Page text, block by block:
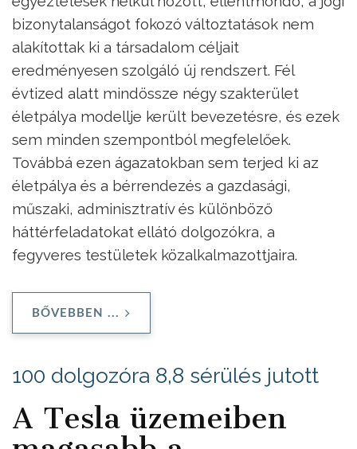
bizonytalanságot fokozó változtatások nem
alakítottak ki a társadalom céljait
eredményesen szolgáló új rendszert. Fél
évtized alatt mindössze négy szakterület
életpálya modellje került bevezetésre, és ezek
sem minden szempontból megfelelőek.
Továbbá ezen ágazatokban sem terjed ki az
életpálya és a bérrendezés a gazdasági,
műszaki, adminisztratív és különböző
háttérfeladatokat ellátó dolgozókra, a
fegyveres testületek közalkalmazottjaira.
BŐVEBBEN ...
100 dolgozóra 8,8 sérülés jutott
A Tesla üzemeiben